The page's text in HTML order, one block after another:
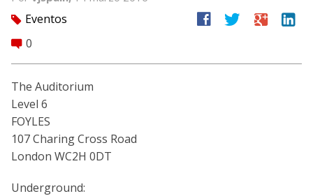
Vjspain
Ayuda
Contacto
Entrar
Crear Cuenta
tag Eventos
comment 0
facebook twitter google linkedin
The Auditorium
Level 6
FOYLES
107 Charing Cross Road
London WC2H 0DT
Underground: